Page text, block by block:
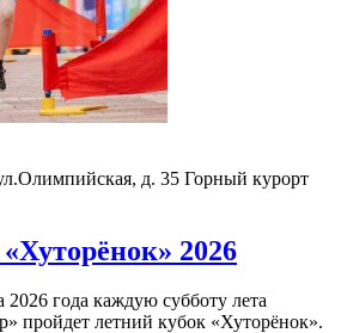
д. 35 Горный курорт
2026
года каждую субботу лета
пройдет летний кубок «Хуторёнок».